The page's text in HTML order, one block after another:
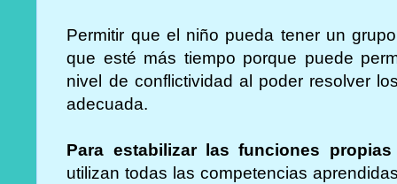
Permitir que el niño pueda tener un
que esté más tiempo porque puede
nivel de conflictividad al poder resolver
adecuada.
Para estabilizar las funciones
utilizan todas las competencias